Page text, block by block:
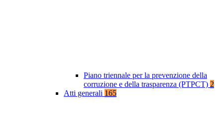
Piano triennale per la prevenzione della
corruzione e della trasparenza (PTPCT) 2
Atti generali 165